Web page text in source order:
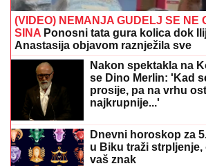
(VIDEO) NEMANJA GUDELJ SE NE
SINA Ponosni tata gura kolica dok
Anastasija objavom raznježila sve
Nakon spektakla na
se Dino Merlin: 'Kad
prosije, pa na vrhu
najkrupnije...'
Dnevni horoskop za
u Biku traži
vaš znak